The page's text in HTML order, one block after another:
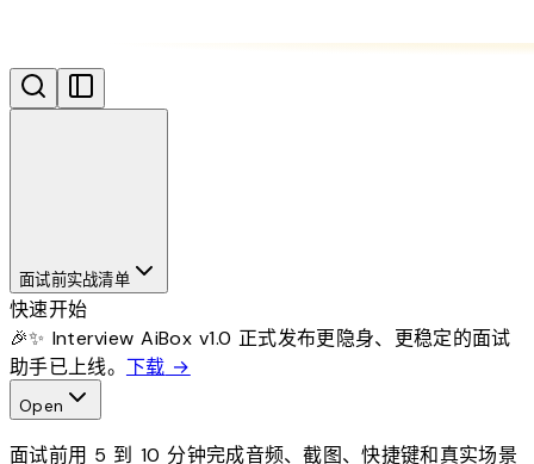
面试前实战清单
快速开始
🎉✨ Interview AiBox v1.0 正式发布更隐身、更稳定的面试
助手已上线。 下载 →
Open
面试前用 5 到 10 分钟完成音频、截图、快捷键和真实场景